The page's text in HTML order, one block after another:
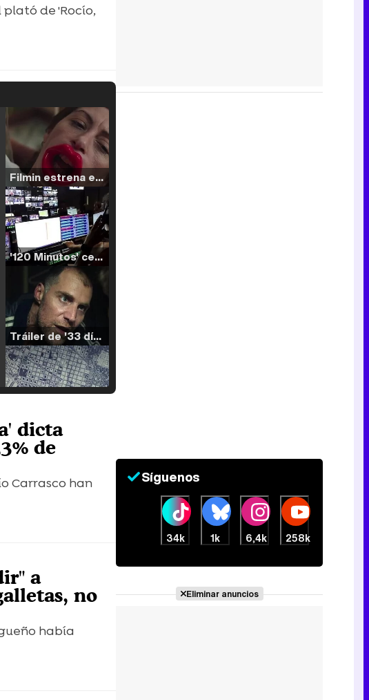
de 'Rocío,
Filmin estrena el tráiler de 'Millennial Mal', su nueva comedia universitaria de la mano de Lorena Iglesias
'120 Minutos' celebra sus 2.000 programas en Telemadrid con un vídeo del día a día en la redacción
Tráiler de '33 días', la nueva serie de Atresplayer con Julián Villagrán y José Manuel Poga
dicta
de
Carrasco han
a
no
había
Síguenos
34k 1k 6,4k 258k
Eliminar anuncios